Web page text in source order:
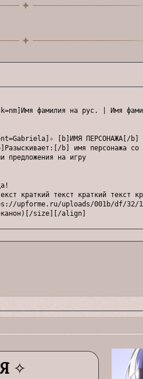
фамилия на рус. | Имя
[b]ИМЯ ПЕРСОНАЖА[/
b] имя персонажа со
предложения на игру
краткий текст краткий текст
upforme.ru/uploads/001b/df/32/
size][/align]
✧